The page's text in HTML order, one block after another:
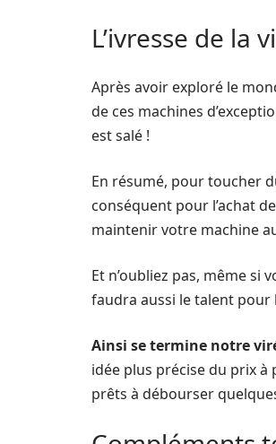
L’ivresse de la
Après avoir exploré le
de ces machines
est salé !
En résumé, pour toucher
conséquent pour l’achat
maintenir votre machine
Et n’oubliez pas, même si
faudra aussi le talent pour
Ainsi se termine notre
idée plus précise du prix à
prêts à débourser